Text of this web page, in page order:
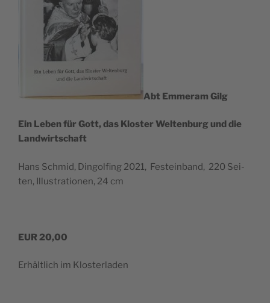
Abt Emmer­am Gilg
Ein Leben für Gott, das Klos­ter Wel­ten­burg und die
Landwirtschaft
Hans Schmid, Din­gol­fing 2021, Fest­ein­band, 220 Sei­
ten, Illus­tra­tio­nen, 24 cm
EUR 20,00
Erhält­lich im Klosterladen